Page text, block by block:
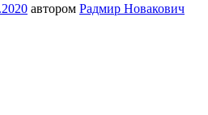
автором Радмир Новакович